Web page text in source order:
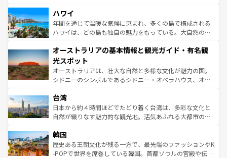
着のスイス情報は
のような巨大都市は、観光、ショッピング、エンターテイ
ンメントが詰まった刺激的なスポットだ。一方、アメリカ
西部には大自然が広がり、グランドキャニオンやイエロー
部のニューオーリンズでは、音楽と美食が融合した独特の
文化が魅力。旅行者はアメリカの各地域で異なる魅力を楽
しみながら、その多様性と豊かな歴史を感じることができ
るだろう。車でのロードトリップや列車の旅も、アメリカ
情報は
ハワイ
年間を通じて温暖な気候に恵まれ、多くの島で構成される
ハワイは、どの島も独自の魅力をもっている。大自然の神
ワイ島は見逃せない。また、定番の観光地といえばオアフ
島だが、静かな自然を求めるならマウイ島やカウアイ島が
おすすめ。エメラルドグリーンに輝く海をはじめ、豊かな
文化や歴史が息づいている。「アロハスピリット」と呼ば
人々、おいしいローカルフードやハワイアンミュージッ
ク、伝統的なフラダンスなど、すべてがハワイの魅力を彩
っている。訪れるたびに新しい発見と感動が待っているハ
はコンテンツ一覧
オーストラリアの基本情報と観光ガイド・有名観
光スポット
オーストラリアは、壮大な自然と多様な文化が魅力の国。
シドニーのシンボルであるシドニー・オペラハウス、オー
リアリーフや大陸中央部にそびえるウルル（エアーズロッ
ク）、タスマニアの美しい原生林やケアンズの熱帯雨林な
ど、見どころがたくさん。また、カフェやワイン、オージ
いる。アクティビティも充実しており、サーフィンやダイ
ビング、ハイキングなど、アウトドア好きにはたまらな
い。オーストラリアの多彩な魅力を存分に味わいつくそ
台湾
日本から約４時間ほどでたどり着く台湾は、多彩な文化と
自然が織りなす魅力的な観光地。活気あふれる大都市の台
ン）、静ひつな山岳地帯である台湾東部など、都市の喧騒
と山間の静けさが共存しており、訪れる人に新しい発見と
驚きをもたらしてくれる。また、奥深い台湾の食文化も魅
韓国
歴史ある王朝文化が残る一方で、最先端のファッションやK
-POPで世界を席巻している韓国。首都ソウルの宮殿や伝統